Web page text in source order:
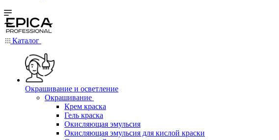
Каталог
Окрашивание и осветление
Окрашивание
Крем краска
Гель краска
Окисляющая эмульсия
Окисляющая эмульсия для кислой краски